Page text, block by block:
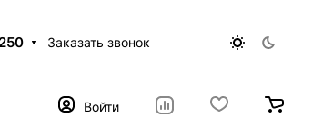
Заказать звонок
Войти